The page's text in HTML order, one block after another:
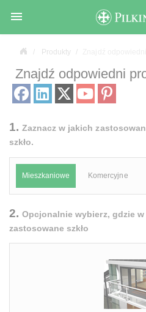

Produkty
Znajdź odpowiedni
1.Zaznacz w jakich
szkło.
Mieszkaniowe Komercyjne
2.Opcjonalnie wybierz, gdzie
zastosowane szkło